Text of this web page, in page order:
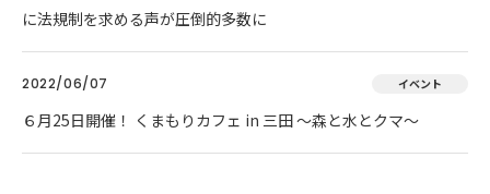
に法規制を求める声が圧倒的多数に
2022/06/07 イベント
６月25日開催！ くまもりカフェ in 三田 ～森と水とクマ～